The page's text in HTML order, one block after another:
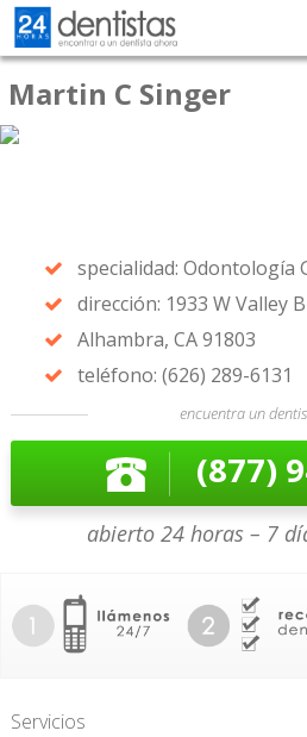
Martin C Singer
specialidad: Odontología
dirección: 1933 W Valley
Alhambra, CA 91803
teléfono: (626) 289-6131
encuentra un
(877)
abierto 24 horas – 7
Servicios